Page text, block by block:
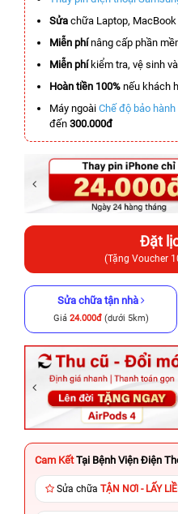
Sửa chữa Laptop, MacBook
Miễn phínâng cấp phần
Miễn phíkiểm tra, vệ sinh
Hoàn tiền 100% nếu khách
Máy ngoài Chế độ bảo hành
đến 300.000đ
Đặt
(Tặng Voucher
Sửa chữa tận nhà
Giá 24.000đ(dưới 5km)
Cam Kết Tại Bệnh Viện Điện
Sửa chữa TẬN NƠI - LẤY